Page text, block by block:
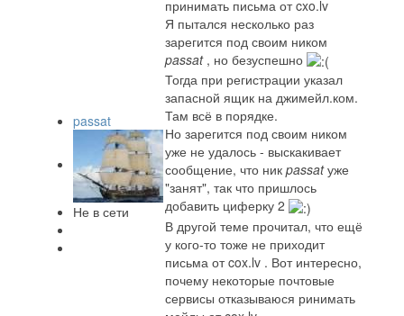
passat
Не в сети
принимать письма от cxo.lv
Я пытался несколько раз
зарегится под своим ником
passat, но безуспешно
Тогда при регистрации указал
запасной ящик на джимейл.ком.
Там всё в порядке.
Но зарегится под своим ником
уже не удалось - выскакивает
сообщение, что ник passatуже
"занят", так что пришлось
добавить циферку 2
В другой теме прочитал, что ещё
у кого-то тоже не приходит
письма от cox.lv . Вот интересно,
почему некоторые почтовые
сервисы отказываюся ринимать